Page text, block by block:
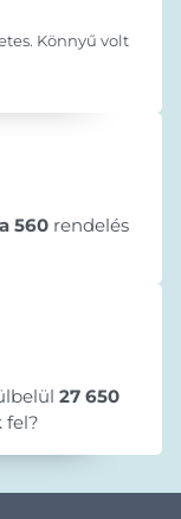
Könnyű volt
560 rendelés
27 650
fel?